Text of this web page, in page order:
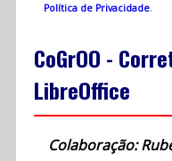
Política de Privacidade.
CoGrOO -
LibreOffice
Colaboração: